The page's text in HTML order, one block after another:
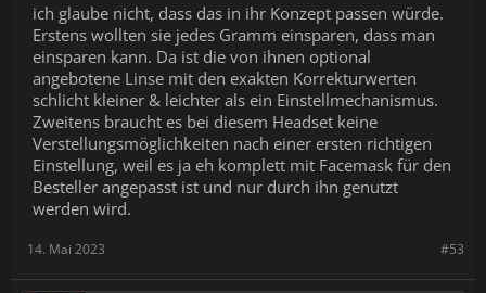
ich glaube nicht, dass das in ihr Konzept passen würde.
Erstens wollten sie jedes Gramm einsparen, dass man
einsparen kann. Da ist die von ihnen optional
angebotene Linse mit den exakten Korrekturwerten
schlicht kleiner & leichter als ein Einstellmechanismus.
Zweitens braucht es bei diesem Headset keine
Verstellungsmöglichkeiten nach einer ersten richtigen
Einstellung, weil es ja eh komplett mit Facemask für den
Besteller angepasst ist und nur durch ihn genutzt
werden wird.
#53
14. Mai 2023